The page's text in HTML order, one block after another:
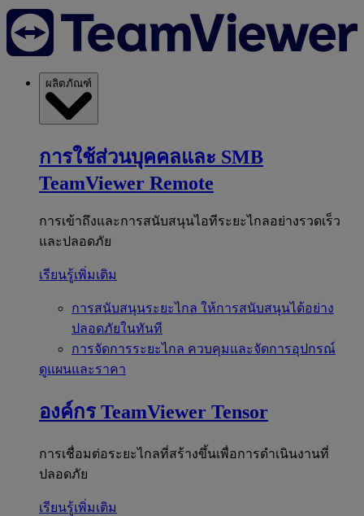
ผลิตภัณฑ์
การใช้ส่วนบุคคลและ SMB
TeamViewer Remote
การเข้าถึงและการสนับสนุนไอทีระยะไกลอย่างรวดเร็ว
และปลอดภัย
เรียนรู้เพิ่มเติม
การสนับสนุนระยะไกล ให้การสนับสนุนได้อย่าง
ปลอดภัยในทันที
การจัดการระยะไกล ควบคุมและจัดการอุปกรณ์
ดูแผนและราคา
องค์กร TeamViewer Tensor
การเชื่อมต่อระยะไกลที่สร้างขึ้นเพื่อการดำเนินงานที่
ปลอดภัย
เรียนรู้เพิ่มเติม